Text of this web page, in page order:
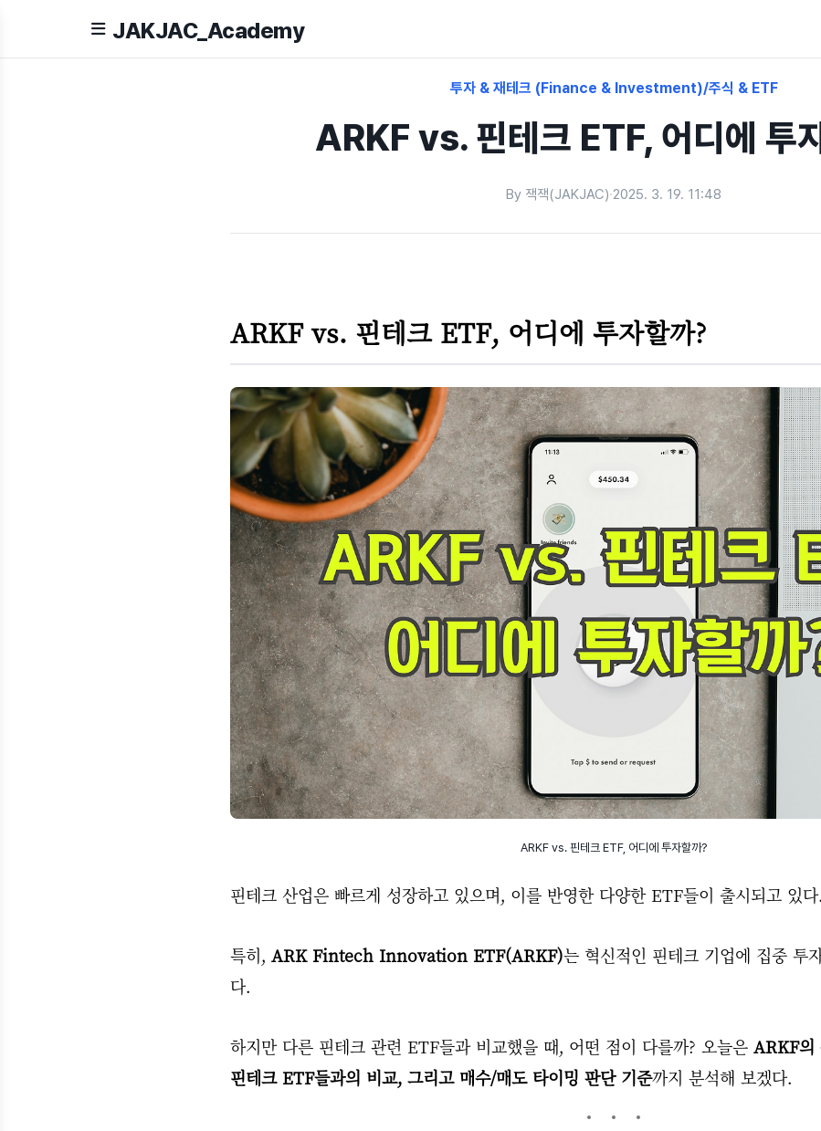
JAKJAC_Academy
투자 & 재테크 (Finance & Investment)/주식 & ETF
ARKF vs. 핀테크 ETF, 어디에 투
By 잭잭(JAKJAC)·2025. 3. 19. 11:48
ARKF vs. 핀테크 ETF, 어디에 투자할까?
ARKF vs. 핀테크 ETF, 어디에 투자할까?
핀테크 산업은 빠르게 성장하고 있으며, 이를 반영한 다양한 ETF들이 출시되고 있다.
특히, ARK Fintech Innovation ETF(ARKF)는 혁신적인 핀테크 기업에 집중 투
다.
하지만 다른 핀테크 관련 ETF들과 비교했을 때, 어떤 점이 다를까? 오늘은 ARKF의
핀테크 ETF들과의 비교, 그리고 매수/매도 타이밍 판단 기준까지 분석해 보겠다.